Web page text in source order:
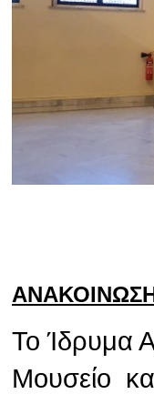
Το Ίδρυμα
Μουσείο